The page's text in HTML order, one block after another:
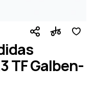
TF Galben-